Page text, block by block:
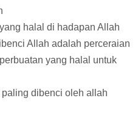
halal di hadapan Allah
Allah adalah perceraian
yang halal untuk
dibenci oleh allah